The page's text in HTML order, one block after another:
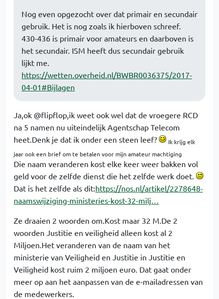
Nog even opgezocht over dat primair en secundair
gebruik. Het is nog zoals ik hierboven schreef.
430-436 is primair voor amateurs en daarboven is
het secundair. ISM heeft dus secundair gebruik
lijkt me.
https://wetten.overheid.nl/BWBR0036375/2017-
04-01#Bijlagen
Ja,ok @flipflop,ik weet ook wel dat de vroegere RCD
na 5 namen nu uiteindelijk Agentschap Telecom
heet.Denk je dat ik onder een steen leef?
Ik krijg elk
jaar ook een brief om te betalen voor mijn amateur machtiging
Die naam veranderen kost elke keer weer bakken vol
geld voor de zelfde dienst die het zelfde werk doet.
Dat is het zelfde als dit:https://nos.nl/artikel/2278648-
naamswijziging-ministeries-kost-32-milj…
Ze draaien 2 woorden om.Kost maar 32 M.De 2
woorden Justitie en veiligheid alleen kost al 2
Miljoen.Het veranderen van de naam van het
ministerie van Veiligheid en Justitie in Justitie en
Veiligheid kost ruim 2 miljoen euro. Dat gaat onder
meer op aan het aanpassen van de e-mailadressen van
de medewerkers.